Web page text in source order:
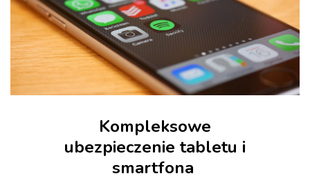
Kompleksowe
ubezpieczenie tabletu i
smartfona